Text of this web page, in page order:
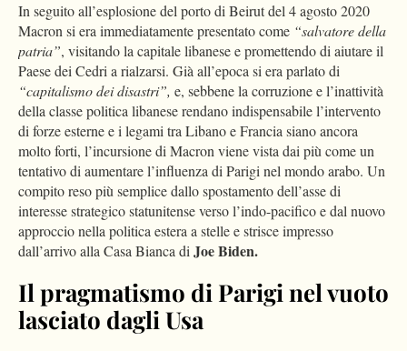
In seguito all’esplosione del porto di Beirut del 4 agosto 2020
Macron si era immediatamente presentato come “salvatore della
patria”, visitando la capitale libanese e promettendo di aiutare il
Paese dei Cedri a rialzarsi. Già all’epoca si era parlato di
“capitalismo dei disastri”, e, sebbene la corruzione e l’inattività
della classe politica libanese rendano indispensabile l’intervento
di forze esterne e i legami tra Libano e Francia siano ancora
molto forti, l’incursione di Macron viene vista dai più come un
tentativo di aumentare l’influenza di Parigi nel mondo arabo. Un
compito reso più semplice dallo spostamento dell’asse di
interesse strategico statunitense verso l’indo-pacifico e dal nuovo
approccio nella politica estera a stelle e strisce impresso
dall’arrivo alla Casa Bianca diJoe Biden.
Il pragmatismo di Parigi nel vuoto
lasciato dagli Usa